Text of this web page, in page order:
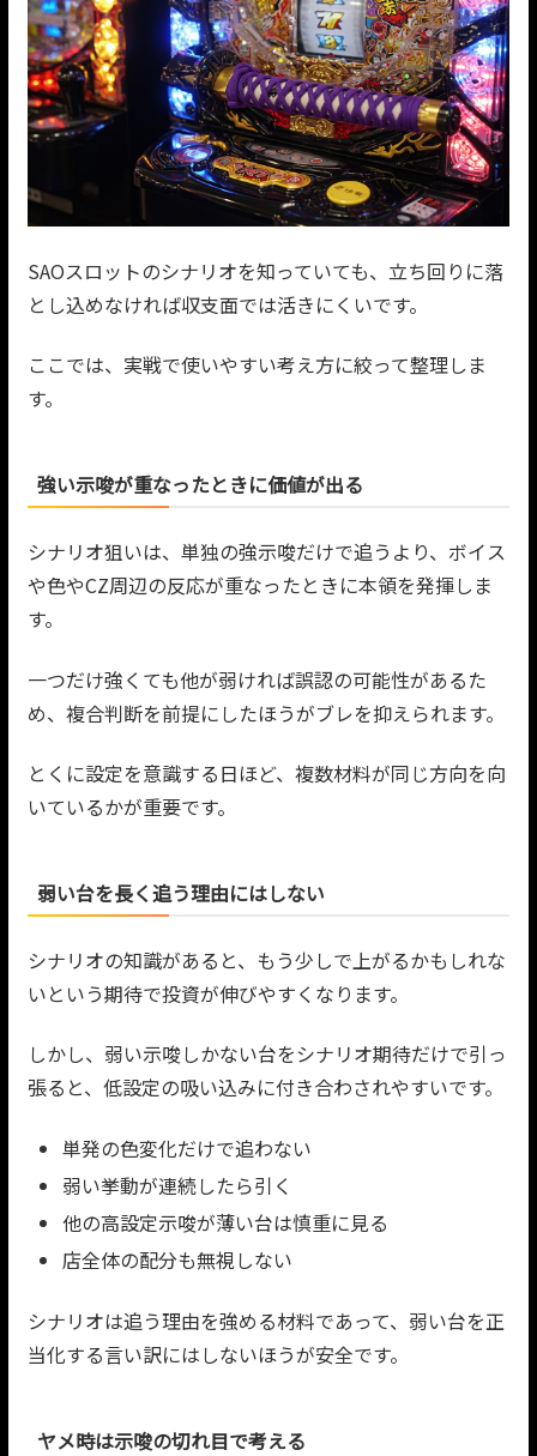
SAOスロットのシナリオを知っていても、立ち回りに落
とし込めなければ収支面では活きにくいです。
ここでは、実戦で使いやすい考え方に絞って整理しま
す。
強い示唆が重なったときに価値が出る
シナリオ狙いは、単独の強示唆だけで追うより、ボイス
や色やCZ周辺の反応が重なったときに本領を発揮しま
す。
一つだけ強くても他が弱ければ誤認の可能性があるた
め、複合判断を前提にしたほうがブレを抑えられます。
とくに設定を意識する日ほど、複数材料が同じ方向を向
いているかが重要です。
弱い台を長く追う理由にはしない
シナリオの知識があると、もう少しで上がるかもしれな
いという期待で投資が伸びやすくなります。
しかし、弱い示唆しかない台をシナリオ期待だけで引っ
張ると、低設定の吸い込みに付き合わされやすいです。
単発の色変化だけで追わない
弱い挙動が連続したら引く
他の高設定示唆が薄い台は慎重に見る
店全体の配分も無視しない
シナリオは追う理由を強める材料であって、弱い台を正
当化する言い訳にはしないほうが安全です。
ヤメ時は示唆の切れ目で考える